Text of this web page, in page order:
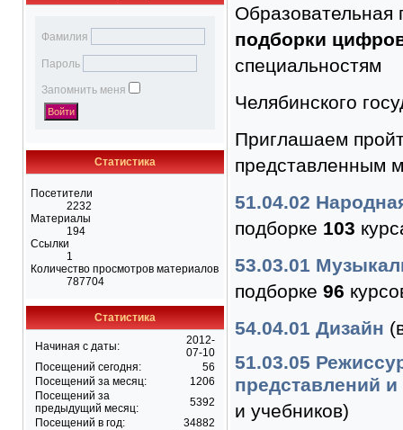
Фамилия
Пароль
Запомнить меня
Статистика
Посетители
2232
Материалы
194
Cсылки
1
Количество просмотров материалов
787704
Статистика
Начиная с даты:
2012-
07-10
Посещений сегодня:
56
Посещений за месяц:
1206
Посещений за
предыдущий месяц:
5392
Посещений в год:
34882
подборки
специальностям
Челябинского
Приглашаем
представленным
51.04.02
подборке 103
53.03.01
подборке 96
54.04.01 Дизайн
51.03.05
представлений
и учебников)